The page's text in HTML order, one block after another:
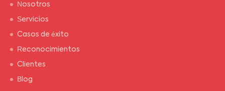
Nosotros
Servicios
Casos de éxito
Reconocimientos
Clientes
Blog